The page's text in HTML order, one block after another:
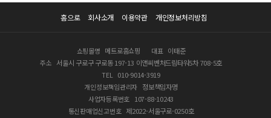
홈으로 회사소개 이용약관 개인정보처리방침
쇼핑몰명 메트로홈쇼핑 대표 이태준
주소 서울시 구로구 구로동 197-13 이앤씨벤처드림타워5차 708-5호
TEL 010-9014-3919
개인정보책임관리자 정보책임자명
사업자등록번호 107-88-10243
통신판매업신고번호 제2022-서울구로-0250호